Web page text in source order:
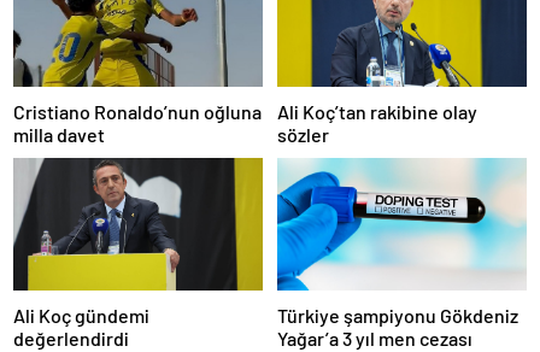
Cristiano Ronaldo’nun oğluna
milla davet
Ali Koç’tan rakibine olay
sözler
Ali Koç gündemi
değerlendirdi
Türkiye şampiyonu Gökdeniz
Yağar’a 3 yıl men cezası